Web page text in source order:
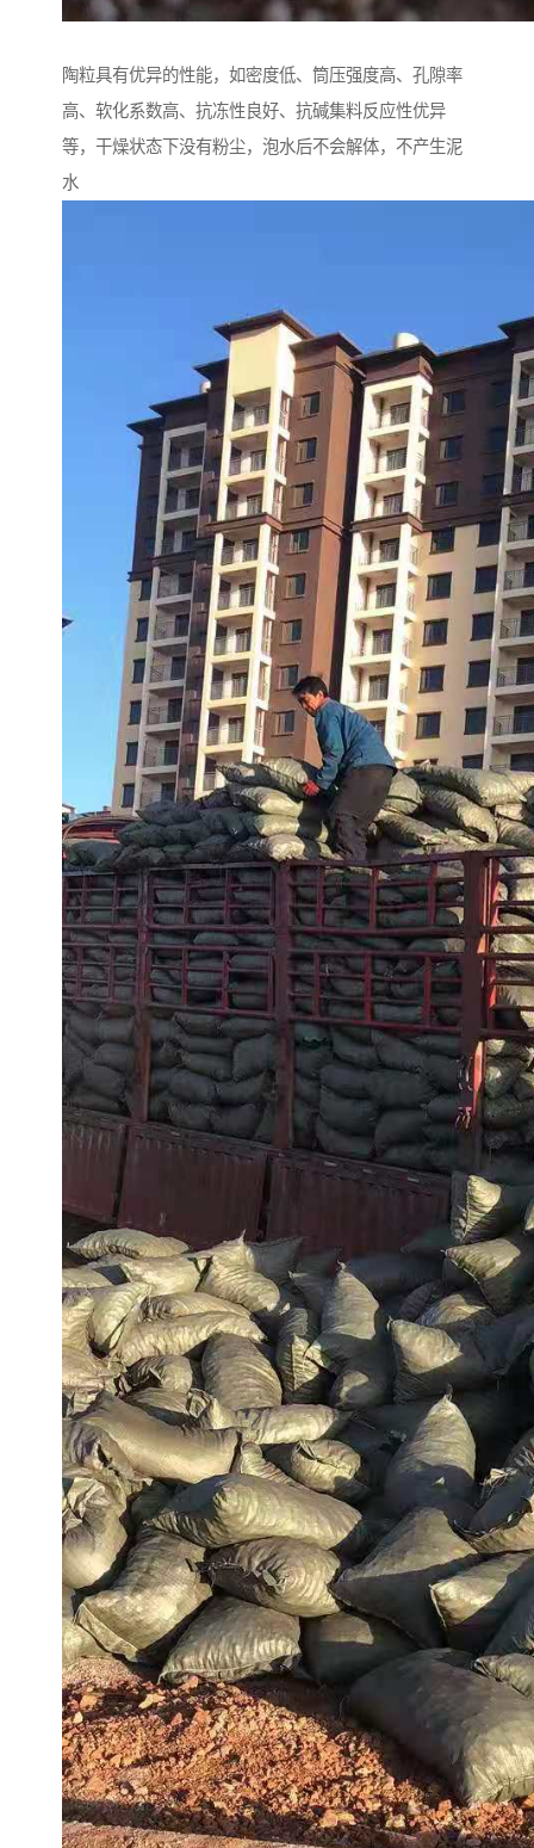
陶粒具有优异的性能，如密度低、筒压强度高、孔隙率
高、软化系数高、抗冻性良好、抗碱集料反应性优异
等，干燥状态下没有粉尘，泡水后不会解体，不产生泥
水